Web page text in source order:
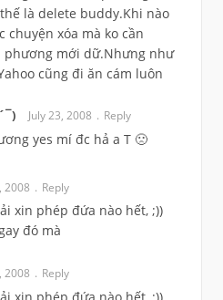
là delete buddy.Khi nào
chuyện xóa mà ko cần
phương mới dữ.Nhưng như
cũng đi ăn cám luôn
July 23, 2008 Reply
yes mí đc hả a T 🙁
2008 Reply
xin phép đứa nào hết, ;))
đó mà
2008 Reply
xin phép đứa nào hết, ;))